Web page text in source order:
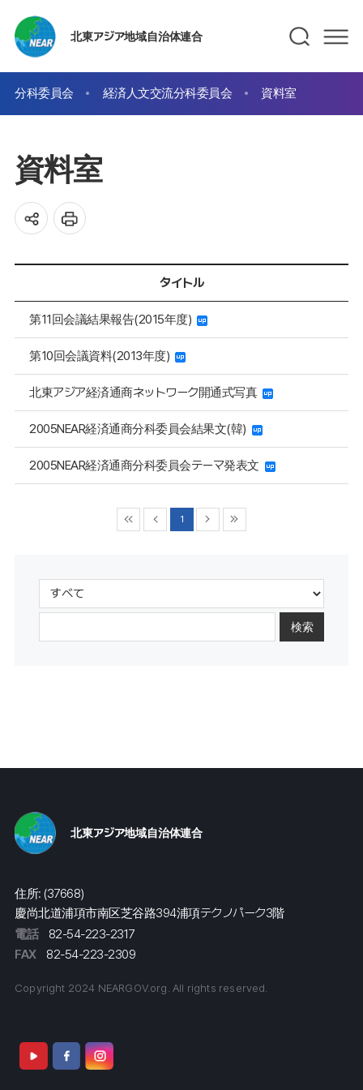
北東アジア地域自治体連合
分科委員会 経済人文交流分科委員会 資料室
資料室
タイトル
第11回会議結果報告(2015年度)
第10回会議資料(2013年度)
北東アジア経済通商ネットワーク開通式写真
2005NEAR経済通商分科委員会結果文(韓)
2005NEAR経済通商分科委員会テーマ発表文
1
検索
北東アジア地域自治体連合
住所: (37668)
慶尚北道浦項市南区芝谷路394浦項テクノパーク3階
電話
82-54-223-2317
FAX
82-54-223-2309
Copyright 2024 NEARGOV.org. All rights reserved.